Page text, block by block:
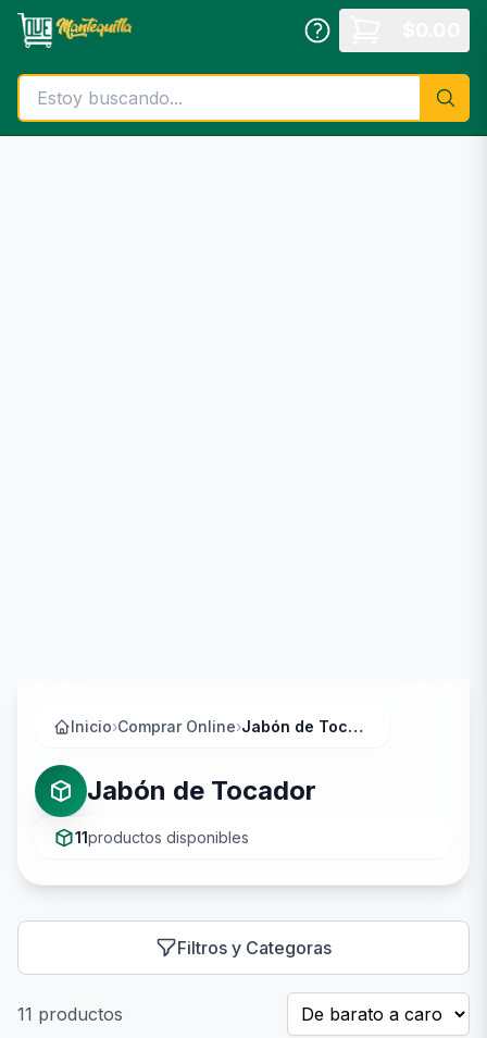
Saltar al contenido principal
Inicio›Comprar Online› Jabón de Tocador
Jabón de Tocador
11productos disponibles
Filtros y Categoras
11 productos